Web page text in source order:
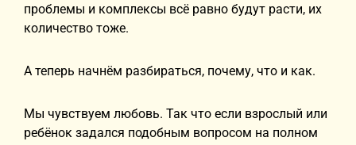
проблемы и комплексы всё равно будут расти, их
количество тоже.
А теперь начнём разбираться, почему, что и как.
Мы чувствуем любовь. Так что если взрослый или
ребёнок задался подобным вопросом на полном